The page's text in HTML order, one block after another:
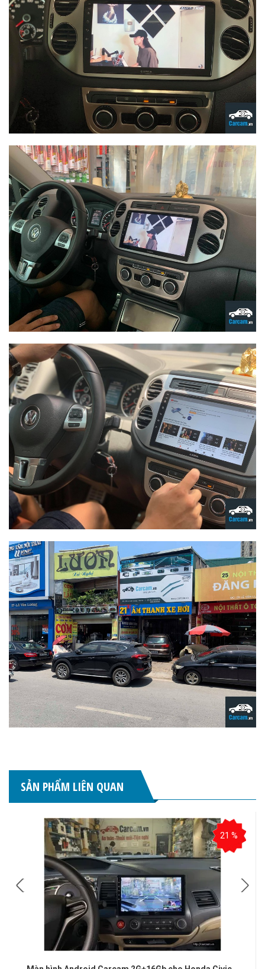
SẢN PHẨM LIÊN QUAN
21 %